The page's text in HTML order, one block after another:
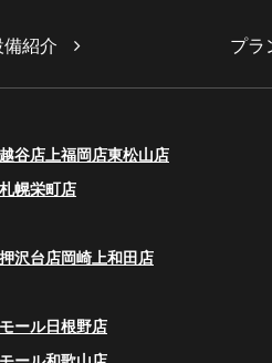
紹介 プラ
越谷店上福岡店東松山店
幌栄町店
沢台店岡崎上和田店
ール日根野店